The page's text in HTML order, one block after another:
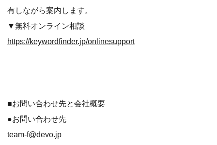
有しながら案内します。
▼無料オンライン相談
https://keywordfinder.jp/onlinesupport
■お問い合わせ先と会社概要
●お問い合わせ先
team-f@devo.jp